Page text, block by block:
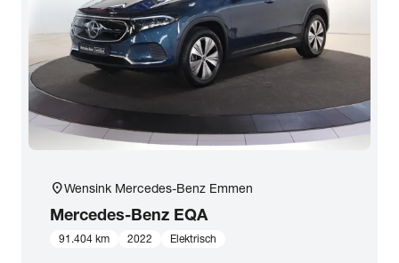
BTW (aftrekbaar) / Marge (BTW niet aftrekbaar) expand_more
Merk & Model
Mercedes-Benz
Prijs
Kilometerstand
location_onWensink Mercedes-Benz Emmen
Mercedes-Benz EQA
91.404 km 2022 Elektrisch